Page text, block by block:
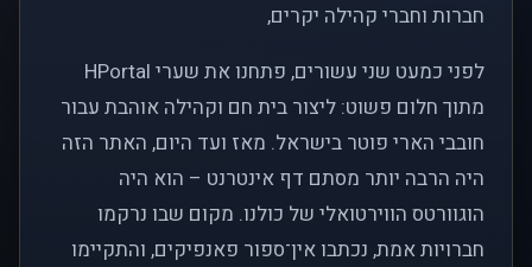
חברות וחברי קהילה יקרים,
לפני כמעט שני עשורים, פתחנו את שערי HPortal
מתוך חלום פשוט: ליצור בית חם וקהילה אוהבת עבור
חובבי הארי פוטר בישראל. מאז ועד היום, האתר הזה
היה הרבה יותר מסתם דף אינטרנט – הוא היה
הוגוורטס הווירטואלי של כולנו. מקום שבו נרקמו
חברויות אמת, נכתבו אין־ספור פאנפיקים, והתקיימו